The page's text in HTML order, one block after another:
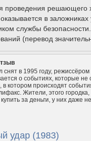
проведения решающего
в
службы
(перевод
снят в 1995 году,
о событиях, которые
котором происходят
Жители, этого
за деньги, у них даже
удар (1983)